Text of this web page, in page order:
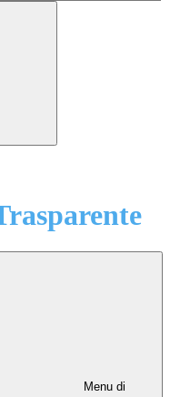
Menu di